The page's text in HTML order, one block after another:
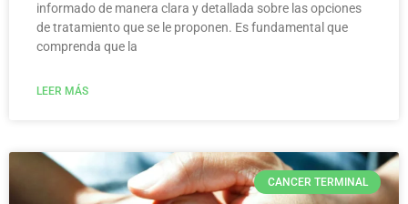
informado de manera clara y detallada sobre las opciones
de tratamiento que se le proponen. Es fundamental que
comprenda que la
LEER MÁS
CANCER TERMINAL